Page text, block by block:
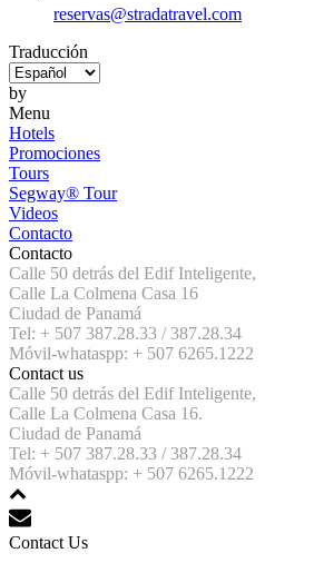
reservas@stradatravel.com
Traducción
by
Menu
Hotels
Promociones
Tours
Segway® Tour
Videos
Contacto
Contacto
Calle 50 detrás del Edif Inteligente,
Calle La Colmena Casa 16
Ciudad de Panamá
Tel: + 507 387.28.33 / 387.28.34
Móvil-whataspp: + 507 6265.1222
Contact us
Calle 50 detrás del Edif Inteligente,
Calle La Colmena Casa 16.
Ciudad de Panamá
Tel: + 507 387.28.33 / 387.28.34
Móvil-whataspp: + 507 6265.1222
Contact Us